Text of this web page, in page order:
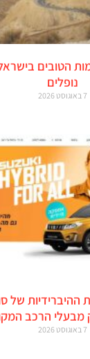
הטובים
נופלים
7 באוגוסט 2026
הרכב
7 באוגוסט 2026